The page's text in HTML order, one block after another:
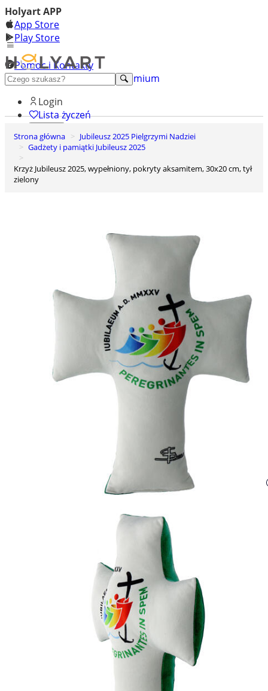
Holyart APP
App Store
Play Store
Pomoc i Kontakty
+48 222 922 860
Odkryj premium
Login
Lista życzeń
0
Koszyk
Strona główna
Jubileusz 2025 Pielgrzymi Nadziei
Gadżety i pamiątki Jubileusz 2025
Krzyż Jubileusz 2025, wypełniony, pokryty aksamitem, 30x20 cm, tył
zielony